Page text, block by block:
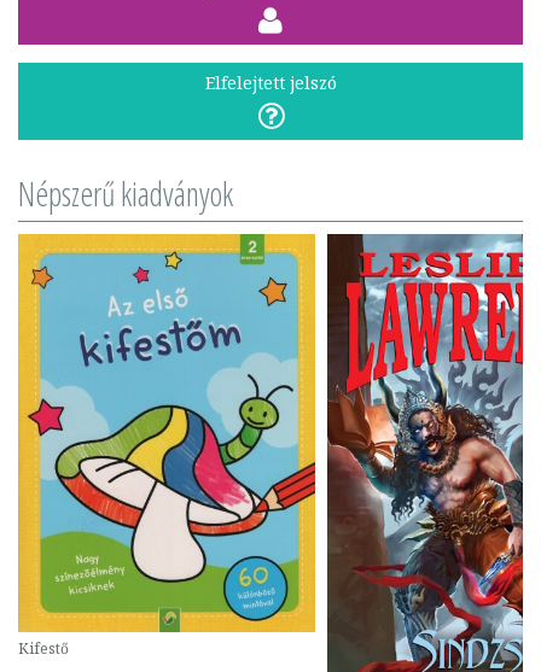
Elfelejtett jelszó
Népszerű kiadványok
Kifestő